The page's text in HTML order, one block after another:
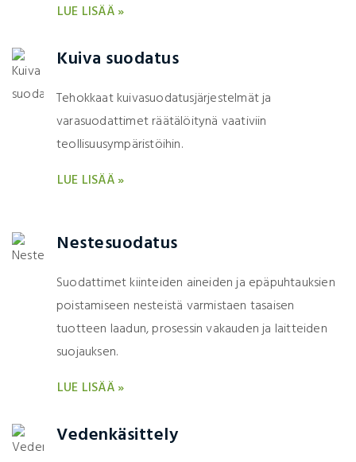
LUE LISÄÄ »
Kuiva suodatus
Tehokkaat kuivasuodatusjärjestelmät ja
varasuodattimet räätälöitynä vaativiin
teollisuusympäristöihin.
LUE LISÄÄ »
Nestesuodatus
Suodattimet kiinteiden aineiden ja epäpuhtauksien
poistamiseen nesteistä varmistaen tasaisen
tuotteen laadun, prosessin vakauden ja laitteiden
suojauksen.
LUE LISÄÄ »
Vedenkäsittely